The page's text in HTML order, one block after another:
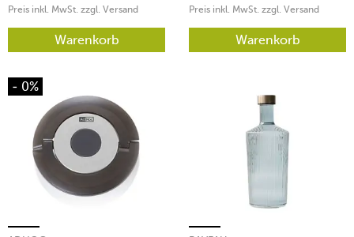
Preis inkl. MwSt. zzgl. Versand
Warenkorb
Preis inkl. MwSt. zzgl. Versand
Warenkorb
- 0%